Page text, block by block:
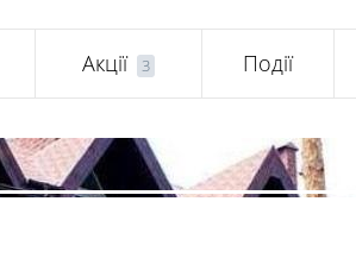
Акції 3 Події